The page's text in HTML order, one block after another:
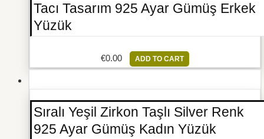
Tacı Tasarım 925 Ayar Gümüş Erkek
Yüzük
€0.00 ADD TO CART
Sıralı Yeşil Zirkon Taşlı Silver Renk
925 Ayar Gümüş Kadın Yüzük